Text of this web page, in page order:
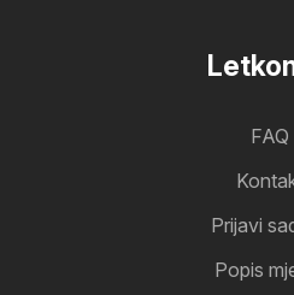
FAQ
Prijavi
Popis